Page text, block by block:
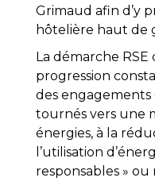
Grimaud afin d’y
hôtelière haut de
La démarche
progression
des
tournés vers une
énergies, à la
l’utilisation
responsables »